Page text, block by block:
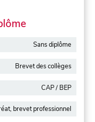
Sans diplôme
Brevet des collèges
CAP / BEP
brevet professionnel